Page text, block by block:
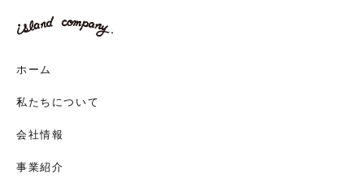
ホーム
私たちについて
会社情報
事業紹介